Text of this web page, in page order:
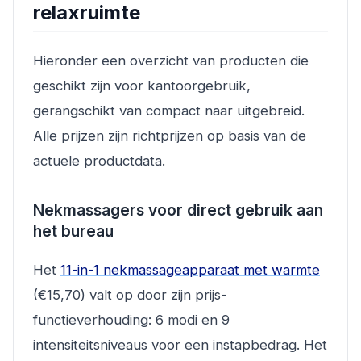
relaxruimte
Hieronder een overzicht van producten die
geschikt zijn voor kantoorgebruik,
gerangschikt van compact naar uitgebreid.
Alle prijzen zijn richtprijzen op basis van de
actuele productdata.
Nekmassagers voor direct gebruik aan
het bureau
Het 11-in-1 nekmassageapparaat met warmte
(€15,70) valt op door zijn prijs-
functieverhouding: 6 modi en 9
intensiteitsniveaus voor een instapbedrag. Het